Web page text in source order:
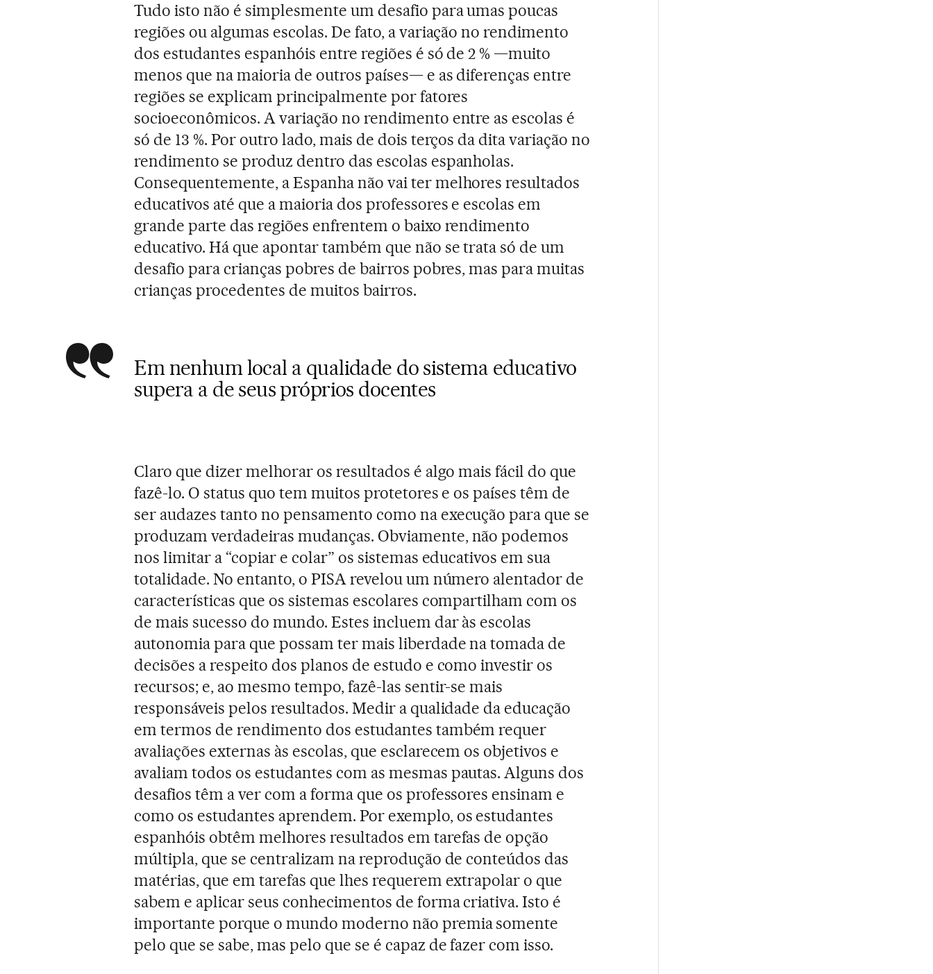
Tudo isto não é simplesmente um desafio para umas poucas
regiões ou algumas escolas. De fato, a variação no rendimento
dos estudantes espanhóis entre regiões é só de 2 % —muito
menos que na maioria de outros países— e as diferenças entre
regiões se explicam principalmente por fatores
socioeconômicos. A variação no rendimento entre as escolas é
só de 13 %. Por outro lado, mais de dois terços da dita variação no
rendimento se produz dentro das escolas espanholas.
Consequentemente, a Espanha não vai ter melhores resultados
educativos até que a maioria dos professores e escolas em
grande parte das regiões enfrentem o baixo rendimento
educativo. Há que apontar também que não se trata só de um
desafio para crianças pobres de bairros pobres, mas para muitas
crianças procedentes de muitos bairros.
Em nenhum local a qualidade do sistema educativo
supera a de seus próprios docentes
Claro que dizer melhorar os resultados é algo mais fácil do que
fazê-lo. O status quo tem muitos protetores e os países têm de
ser audazes tanto no pensamento como na execução para que se
produzam verdadeiras mudanças. Obviamente, não podemos
nos limitar a “copiar e colar” os sistemas educativos em sua
totalidade. No entanto, o PISA revelou um número alentador de
características que os sistemas escolares compartilham com os
de mais sucesso do mundo. Estes incluem dar às escolas
autonomia para que possam ter mais liberdade na tomada de
decisões a respeito dos planos de estudo e como investir os
recursos; e, ao mesmo tempo, fazê-las sentir-se mais
responsáveis pelos resultados. Medir a qualidade da educação
em termos de rendimento dos estudantes também requer
avaliações externas às escolas, que esclarecem os objetivos e
avaliam todos os estudantes com as mesmas pautas. Alguns dos
desafios têm a ver com a forma que os professores ensinam e
como os estudantes aprendem. Por exemplo, os estudantes
espanhóis obtêm melhores resultados em tarefas de opção
múltipla, que se centralizam na reprodução de conteúdos das
matérias, que em tarefas que lhes requerem extrapolar o que
sabem e aplicar seus conhecimentos de forma criativa. Isto é
importante porque o mundo moderno não premia somente
pelo que se sabe, mas pelo que se é capaz de fazer com isso.